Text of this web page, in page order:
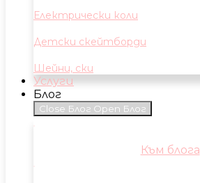
Електрически коли
Детски скейтборди
Шейни, ски
Услуги
Блог
Close Блог Open Блог
Към блога